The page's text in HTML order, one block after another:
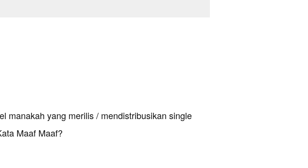
manakah yang merilis / mendistribusikan single
Maaf Maaf?